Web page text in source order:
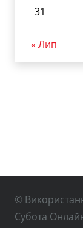
31
« Лип
©
Субота